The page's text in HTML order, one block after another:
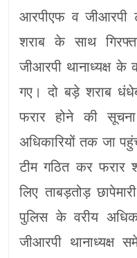
आरपीएफ व जीआरपी
शराब के साथ
जीआरपी थानाध्यक्ष के
गए। दो बड़े शराब
फरार होने की
अधिकारियों तक जा
टीम गठित कर फरार
लिए ताबड़तोड़
पुलिस के वरीय
जीआरपी थानाध्यक्ष